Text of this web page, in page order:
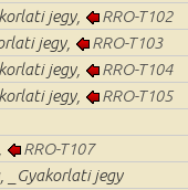
jegy,
RRO-T102
jegy,
RRO-T103
jegy,
RRO-T104
jegy,
RRO-T105
RRO-T107
_Gyakorlati jegy